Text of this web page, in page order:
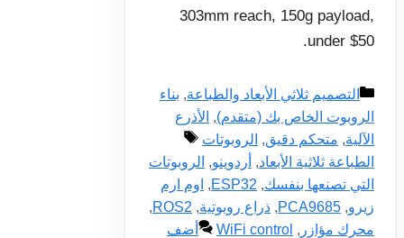
303mm reach, 150g payload,
under $50.
التصنيفات
التصميم ثلاثي الأبعاد والطباعة, بناء
الروبوت الخاص بك (متقدم), الأذرع
الآلية, متحكم دقيق, الروبوتات
الوسوم
الطباعة ثلاثية الأبعاد, أردوينو, الروبوتات
التي تصنعها بنفسك,
ESP32
, اوم ارم
زيرو,
PCA9685
, ذراع روبوتية,
ROS2
,
محرك مؤازر ,
WiFi control
أضف